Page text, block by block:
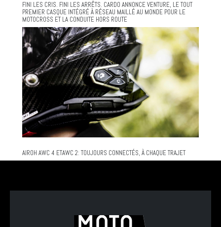
FINI LES CRIS. FINI LES ARRÊTS. CARDO ANNONCE VENTURE, LE TOUT
PREMIER CASQUE INTÉGRÉ À RÉSEAU MAILLÉ AU MONDE POUR LE
MOTOCROSS ET LA CONDUITE HORS ROUTE
AIROH AWC 4 ETAWC 2: TOUJOURS CONNECTÉS, À CHAQUE TRAJET